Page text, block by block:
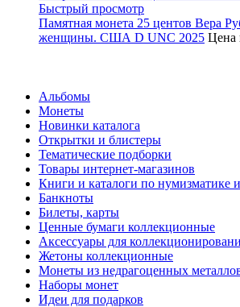
Быстрый просмотр
Памятная монета 25 центов Вера
женщины. США D UNC 2025 Цена
Альбомы
Монеты
Новинки каталога
Открытки и блистеры
Тематические подборки
Товары интернет-магазинов
Книги и каталоги по нумизматике
Банкноты
Билеты, карты
Ценные бумаги коллекционные
Аксессуары для
Жетоны коллекционные
Монеты из недрагоценных
Наборы монет
Идеи для подарков